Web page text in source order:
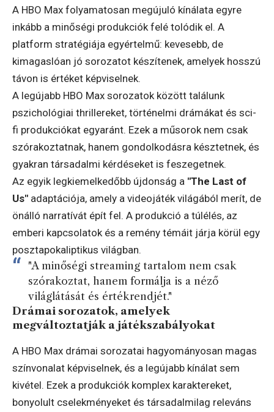
A HBO Max folyamatosan megújuló kínálata egyre
inkább a minőségi produkciók felé tolódik el. A
platform stratégiája egyértelmű: kevesebb, de
kimagaslóan jó sorozatot készítenek, amelyek hosszú
távon is értéket képviselnek.
A legújabb HBO Max sorozatok között találunk
pszichológiai thrillereket, történelmi drámákat és sci-
fi produkciókat egyaránt. Ezek a műsorok nem csak
szórakoztatnak, hanem gondolkodásra késztetnek, és
gyakran társadalmi kérdéseket is feszegetnek.
Az egyik legkiemelkedőbb újdonság a "The Last of
Us" adaptációja, amely a videojáték világából merít, de
önálló narratívát épít fel. A produkció a túlélés, az
emberi kapcsolatok és a remény témáit járja körül egy
posztapokaliptikus világban.
"A minőségi streaming tartalom nem csak
szórakoztat, hanem formálja is a néző
világlátását és értékrendjét."
Drámai sorozatok, amelyek
megváltoztatják a játékszabályokat
A HBO Max drámai sorozatai hagyományosan magas
színvonalat képviselnek, és a legújabb kínálat sem
kivétel. Ezek a produkciók komplex karaktereket,
bonyolult cselekményeket és társadalmilag releváns